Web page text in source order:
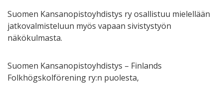
Suomen Kansanopistoyhdistys ry osallistuu mielellään
jatkovalmisteluun myös vapaan sivistystyön
näkökulmasta.
Suomen Kansanopistoyhdistys – Finlands
Folkhögskolförening ry:n puolesta,